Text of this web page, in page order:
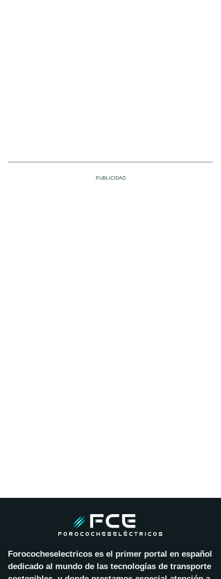
Forococheselectricos es el primer portal en español
dedicado al mundo de las tecnologías de transporte